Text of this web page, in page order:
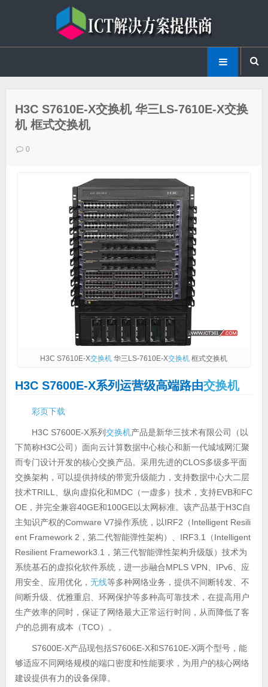
H3C S7610E-X交换机 华三LS-7610E-X交换
机 框式交换机
0
H3C S7610E-X交换机 华三LS-7610E-X交换机 框式交换机
H3C S7600E-X系列运营级高端路由交换机
彩页下载
H3C S7600E-X系列交换机产品是新华三技术有限公司（以
下简称H3C公司）面向云计算数据中心核心和新一代城域网汇聚
而专门设计开发的核心交换产品。采用先进的CLOS多级多平面
交换架构，可以提供持续的带宽升级能力，支持数据中心大二层
技术TRILL、纵向虚拟化和MDC（一虚多）技术，支持EVB和FC
OE，并完全兼容40GE和100GE以太网标准。该产品基于H3C自
主知识产权的Comware V7操作系统，以IRF2（Intelligent Resili
ent Framework 2，第二代智能弹性架构）、IRF3.1（Intelligent
Resilient Framework3.1，第三代智能弹性架构升级版）技术为
系统基石的虚拟化软件系统，进一步融合MPLS VPN、IPv6、应
用安全、应用优化， 无线等多种网络业务，提供不间断转发、不
间断升级、优雅重启、环网保护等多种高可靠技术，在提高用户
生产效率的同时，保证了网络最大正常运行时间，从而降低了客
户的总拥有成本（TCO）。
S7600E-X产品现包括S7606E-X和S7610E-X两个型号，能
够适应不同网络规模的端口密度和性能要求，为用户的核心网络
建设提供有力的设备保障。